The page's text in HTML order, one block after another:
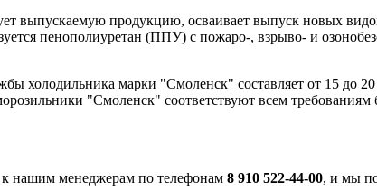
выпускаемую продукцию, осваивает выпуск новых
пенополиуретан (ППУ) с пожаро-, взрыво- и
холодильника марки "Смоленск" составляет от 15 до
"Смоленск" соответствуют всем требованиям
к нашим менеджерам по телефонам 8 910 522-44-00, и мы